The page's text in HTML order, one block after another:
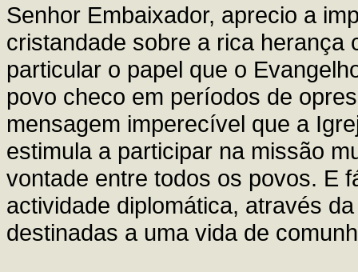
Senhor Embaixador, aprecio a
cristandade sobre a rica herança
particular o papel que o
povo checo em períodos de
mensagem imperecível que a
estimula a participar na missão
vontade entre todos os povos. E
actividade diplomática, através
destinadas a uma vida de